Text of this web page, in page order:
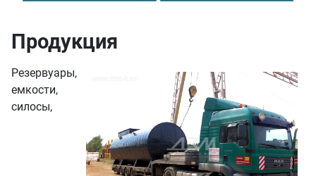
Продукция
Резервуары,
емкости,
силосы,